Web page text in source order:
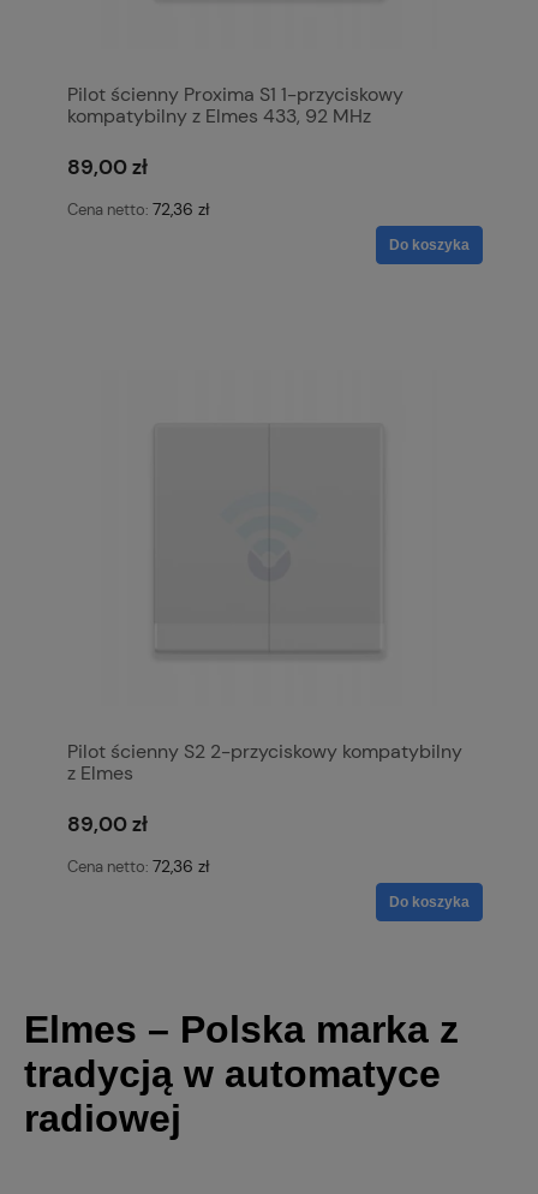
Pilot ścienny Proxima S1 1-przyciskowy
kompatybilny z Elmes 433, 92 MHz
89,00 zł
Cena netto: 72,36 zł
Do koszyka
Pilot ścienny S2 2-przyciskowy kompatybilny
z Elmes
89,00 zł
Cena netto: 72,36 zł
Do koszyka
Elmes – Polska marka z
tradycją w automatyce
radiowej